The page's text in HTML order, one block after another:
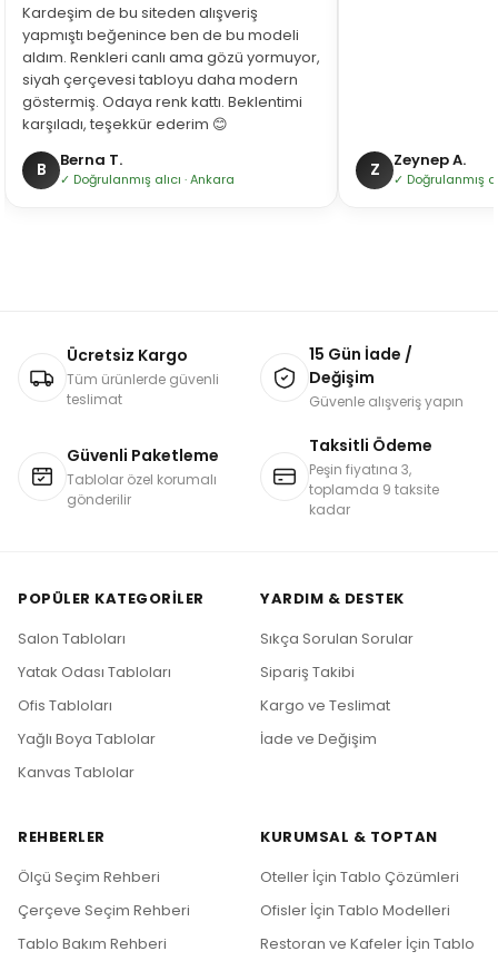
Kardeşim de bu siteden alışveriş
yapmıştı beğenince ben de bu modeli
aldım. Renkleri canlı ama gözü yormuyor,
siyah çerçevesi tabloyu daha modern
göstermiş. Odaya renk kattı. Beklentimi
karşıladı, teşekkür ederim 😊
B Berna T.
✓ Doğrulanmış alıcı · Ankara Z Zeynep A.
✓ Doğrulanmış
Ücretsiz Kargo
Tüm ürünlerde güvenli
teslimat
15 Gün İade /
Değişim
Güvenle alışveriş yapın
Güvenli Paketleme
Tablolar özel korumalı
gönderilir
Taksitli Ödeme
Peşin fiyatına 3,
toplamda 9 taksite
kadar
POPÜLER KATEGORILER
Salon Tabloları
Yatak Odası Tabloları
Ofis Tabloları
Yağlı Boya Tablolar
Kanvas Tablolar
YARDIM & DESTEK
Sıkça Sorulan Sorular
Sipariş Takibi
Kargo ve Teslimat
İade ve Değişim
REHBERLER
Ölçü Seçim Rehberi
Çerçeve Seçim Rehberi
Tablo Bakım Rehberi
KURUMSAL & TOPTAN
Oteller İçin Tablo Çözümleri
Ofisler İçin Tablo Modelleri
Restoran ve Kafeler İçin Tablo